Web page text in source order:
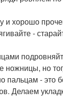
и хорошо
-
ножницы, но
пальцам - это
Делаем